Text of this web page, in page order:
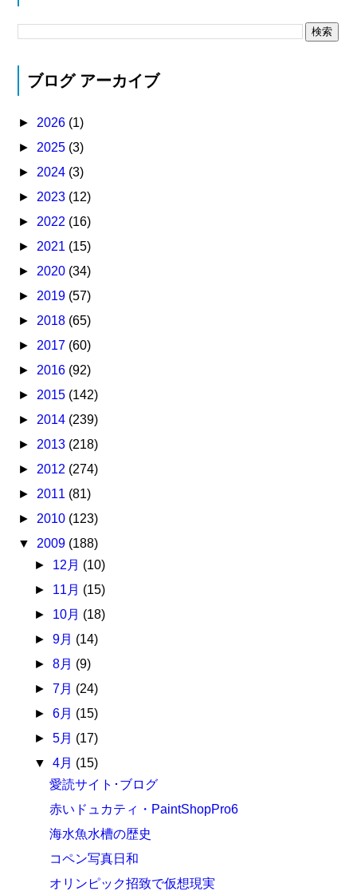
ブログ アーカイブ
► 2026 (1)
► 2025 (3)
► 2024 (3)
► 2023 (12)
► 2022 (16)
► 2021 (15)
► 2020 (34)
► 2019 (57)
► 2018 (65)
► 2017 (60)
► 2016 (92)
► 2015 (142)
► 2014 (239)
► 2013 (218)
► 2012 (274)
► 2011 (81)
► 2010 (123)
▼ 2009 (188)
► 12月 (10)
► 11月 (15)
► 10月 (18)
► 9月 (14)
► 8月 (9)
► 7月 (24)
► 6月 (15)
► 5月 (17)
▼ 4月 (15)
愛読サイト･ブログ
赤いドュカティ・PaintShopPro6
海水魚水槽の歴史
コペン写真日和
オリンピック招致で仮想現実